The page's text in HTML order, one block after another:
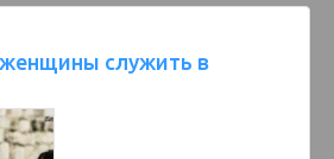
служить в